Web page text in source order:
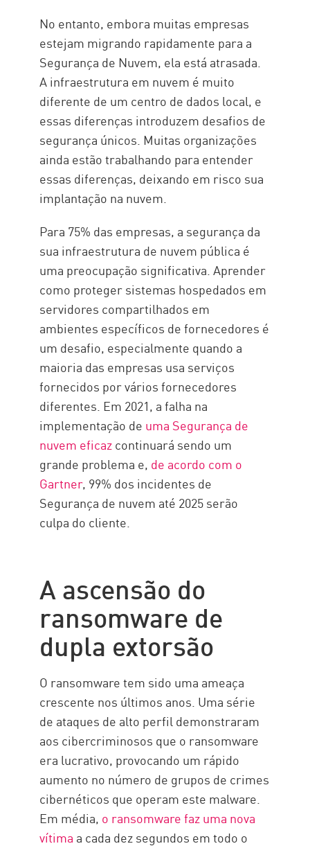
No entanto, embora muitas empresas
estejam migrando rapidamente para a
Segurança de Nuvem, ela está atrasada.
A infraestrutura em nuvem é muito
diferente de um centro de dados local, e
essas diferenças introduzem desafios de
segurança únicos. Muitas organizações
ainda estão trabalhando para entender
essas diferenças, deixando em risco sua
implantação na nuvem.
Para 75% das empresas, a segurança da
sua infraestrutura de nuvem pública é
uma preocupação significativa. Aprender
como proteger sistemas hospedados em
servidores compartilhados em
ambientes específicos de fornecedores é
um desafio, especialmente quando a
maioria das empresas usa serviços
fornecidos por vários fornecedores
diferentes. Em 2021, a falha na
implementação de uma Segurança de
nuvem eficazcontinuará sendo um
grande problema e, de acordo com o
Gartner, 99% dos incidentes de
Segurança de nuvem até 2025 serão
culpa do cliente.
A ascensão do
ransomware de
dupla extorsão
O ransomware tem sido uma ameaça
crescente nos últimos anos. Uma série
de ataques de alto perfil demonstraram
aos cibercriminosos que o ransomware
era lucrativo, provocando um rápido
aumento no número de grupos de crimes
cibernéticos que operam este malware.
Em média, o ransomware faz uma nova
vítima a cada dez segundos em todo o